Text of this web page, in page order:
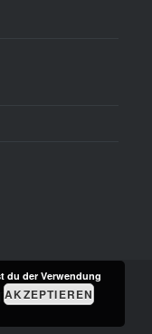
Theme: Dyad von
du der Verwendung
AKZEPTIEREN